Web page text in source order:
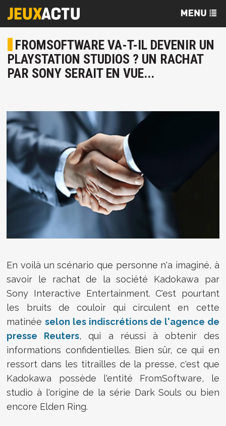
FROMSOFTWARE VA-T-IL DEVENIR UN
PLAYSTATION STUDIOS ? UN RACHAT
PAR SONY SERAIT EN VUE...
En voilà un scénario que personne n'a imaginé, à
savoir le rachat de la société Kadokawa par
Sony Interactive Entertainment. C'est pourtant
les bruits de couloir qui circulent en cette
matinéeselon les indiscrétions de l'agence de
presse Reuters, qui a réussi à obtenir des
informations confidentielles. Bien sûr, ce qui en
ressort dans les titrailles de la presse, c'est que
Kadokawa possède l'entité FromSoftware, le
studio à l'origine de la série Dark Souls ou bien
encore Elden Ring.